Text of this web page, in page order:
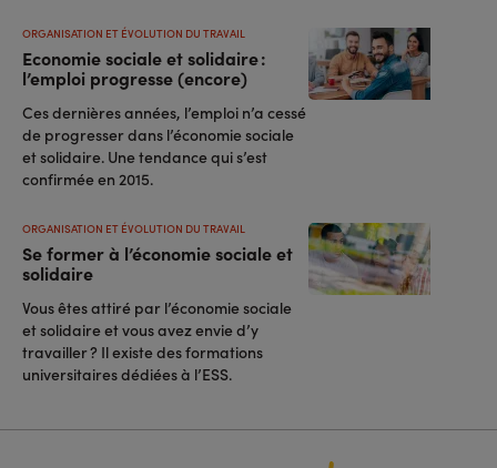
Economie sociale et solidaire :
l’emploi progresse (encore)
ORGANISATION ET ÉVOLUTION DU TRAVAIL
Ces dernières années, l’emploi n’a cessé
de progresser dans l’économie sociale
et solidaire. Une tendance qui s’est
confirmée en 2015.
Se former à l’économie sociale et
solidaire
ORGANISATION ET ÉVOLUTION DU TRAVAIL
Vous êtes attiré par l’économie sociale
et solidaire et vous avez envie d’y
travailler ? Il existe des formations
universitaires dédiées à l’ESS.